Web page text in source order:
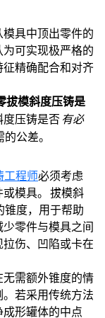
具中顶出零件的
可实现极严格的
精确配合和对齐
拔模斜度压铸是
压铸是否有必
公差。
工程师必须考虑
模具。 拔模斜
锥度，用于帮助
零件与模具之间
伤、凹陷或卡在
需额外锥度的情
若采用传统方法
形罐体的中点